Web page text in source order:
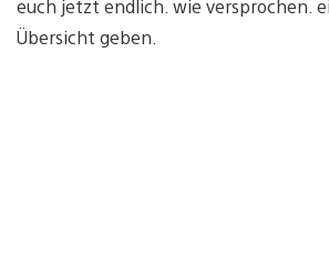
euch jetzt endlich. wie versprochen.
Übersicht geben.